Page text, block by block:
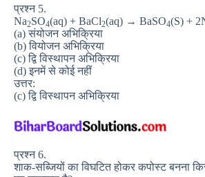
प्रश्न 5.
Na2SO4(aq) + BaCl2(aq) → BaSO4(S) +
(a) संयोजन अभिक्रिया
(b) वियोजन अभिक्रिया
(c) द्वि विस्थापन अभिक्रिया
(d) इनमें से कोई नहीं
उत्तर:
(c) द्वि विस्थापन अभिक्रिया
प्रश्न 6.
शाक-सब्जियों का विघटित होकर कपोस्ट बनना